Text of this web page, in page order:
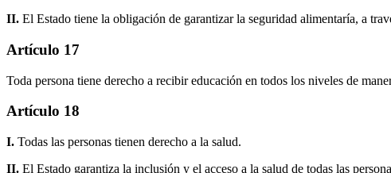
II. El Estado tiene la obligación de garantizar la seguridad alimentaría, a
Artículo 17
Toda persona tiene derecho a recibir educación en todos los niveles de
Artículo 18
I. Todas las personas tienen derecho a la salud.
II. El Estado garantiza la inclusión y el acceso a la salud de todas las